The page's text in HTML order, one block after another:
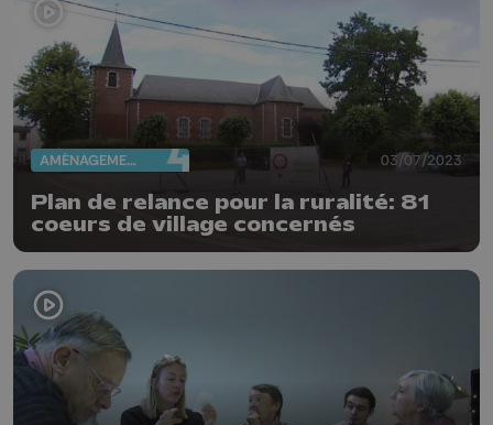
AMÉNAGEMENT DU TERRITOIRE 03/07/2023
Plan de relance pour la ruralité: 81
coeurs de village concernés